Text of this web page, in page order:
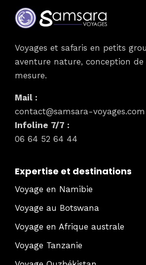
Voyages et safaris en petits
aventure nature, conception de
mesure.
Mail :
contact@samsara-voyages.com
Infoline 7/7 :
06 64 52 64 44
Expertise et destinations
Voyage en Namibie
Voyage au Botswana
Voyage en Afrique australe
Voyage Tanzanie